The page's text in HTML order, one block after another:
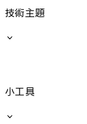
技術主題
小工具